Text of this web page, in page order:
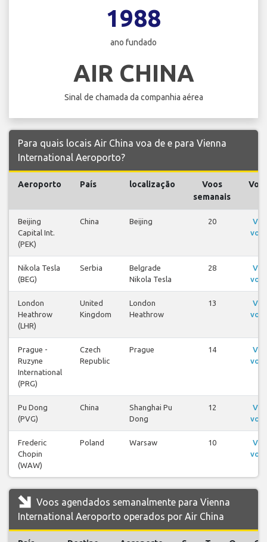
1988
ano fundado
AIR CHINA
Sinal de chamada da companhia aérea
Para quais locais Air China voa de e para Vienna
International Aeroporto?
Aeroporto País localização
Voos
semanais
Beijing
Capital Int.
(PEK)
China Beijing 20
Ver
voos
Nikola Tesla
(BEG)
Serbia
Belgrade
Nikola Tesla
28
Ver
voos
London
Heathrow
(LHR)
United
Kingdom
London
Heathrow
13
Ver
voos
Prague -
Ruzyne
International
(PRG)
Czech
Republic
Prague 14
Ver
voos
Pu Dong
(PVG)
China
Shanghai Pu
Dong
12
Ver
voos
Frederic
Chopin
(WAW)
Poland Warsaw 10
Ver
voos
Voos agendados semanalmente para Vienna
International Aeroporto operados por Air China